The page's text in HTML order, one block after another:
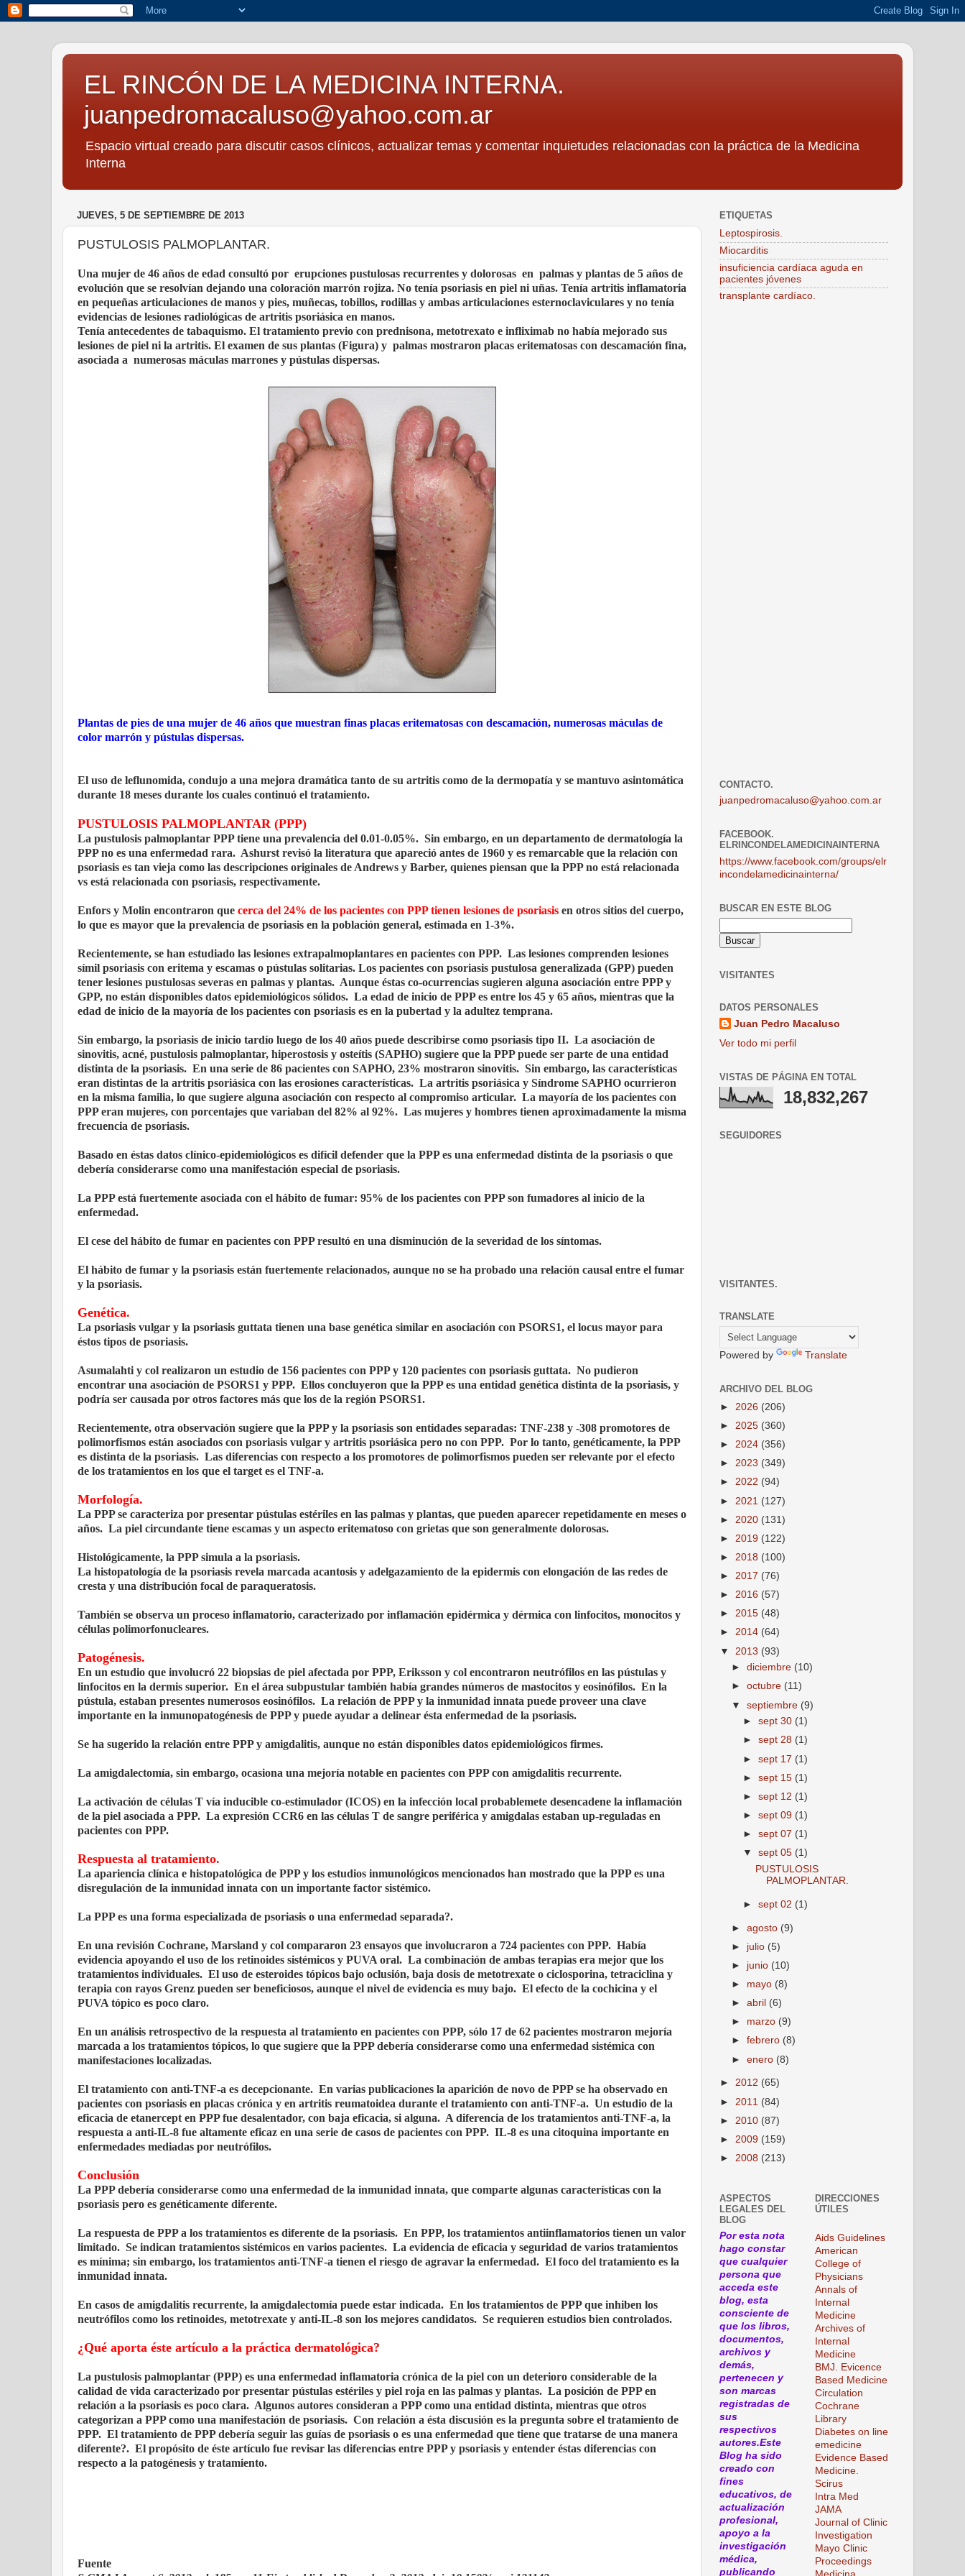
EL RINCÓN DE LA MEDICINA INTERNA.
juanpedromacaluso@yahoo.com.ar
Espacio virtual creado para discutir casos clínicos, actualizar temas y comentar inquietudes relacionadas con la práctica de la Medicina
Interna
JUEVES, 5 DE SEPTIEMBRE DE 2013
PUSTULOSIS PALMOPLANTAR.
Una mujer de 46 años de edad consultó por erupciones pustulosas recurrentes y dolorosas en palmas y plantas de 5 años de
evolución que se resolvían dejando una coloración marrón rojiza. No tenía psoriasis en piel ni uñas. Tenía artritis inflamatoria
en pequeñas articulaciones de manos y pies, muñecas, tobillos, rodillas y ambas articulaciones esternoclaviculares y no tenía
evidencias de lesiones radiológicas de artritis psoriásica en manos.
Tenía antecedentes de tabaquismo. El tratamiento previo con prednisona, metotrexato e infliximab no había mejorado sus
lesiones de piel ni la artritis. El examen de sus plantas (Figura) y palmas mostraron placas eritematosas con descamación fina,
asociada a numerosas máculas marrones y pústulas dispersas.
Plantas de pies de una mujer de 46 años que muestran finas placas eritematosas con descamación, numerosas máculas de
color marrón y pústulas dispersas.
El uso de leflunomida, condujo a una mejora dramática tanto de su artritis como de la dermopatía y se mantuvo asintomática
durante 18 meses durante los cuales continuó el tratamiento.
PUSTULOSIS PALMOPLANTAR (PPP)
La pustulosis palmoplantar PPP tiene una prevalencia del 0.01-0.05%. Sin embargo, en un departamento de dermatología la
PPP no es una enfermedad rara. Ashurst revisó la literatura que apareció antes de 1960 y es remarcable que la relación con
psoriasis es tan vieja como las descripciones originales de Andrews y Barber, quienes piensan que la PPP no está relacionada
vs está relacionada con psoriasis, respectivamente.
Enfors y Molin encontraron que cerca del 24% de los pacientes con PPP tienen lesiones de psoriasis en otros sitios del cuerpo,
lo que es mayor que la prevalencia de psoriasis en la población general, estimada en 1-3%.
Recientemente, se han estudiado las lesiones extrapalmoplantares en pacientes con PPP. Las lesiones comprenden lesiones
símil psoriasis con eritema y escamas o pústulas solitarias. Los pacientes con psoriasis pustulosa generalizada (GPP) pueden
tener lesiones pustulosas severas en palmas y plantas. Aunque éstas co-ocurrencias sugieren alguna asociación entre PPP y
GPP, no están disponibles datos epidemiológicos sólidos. La edad de inicio de PPP es entre los 45 y 65 años, mientras que la
edad de inicio de la mayoría de los pacientes con psoriasis es en la pubertad y la adultez temprana.
Sin embargo, la psoriasis de inicio tardío luego de los 40 años puede describirse como psoriasis tipo II. La asociación de
sinovitis, acné, pustulosis palmoplantar, hiperostosis y osteítis (SAPHO) sugiere que la PPP puede ser parte de una entidad
distinta de la psoriasis. En una serie de 86 pacientes con SAPHO, 23% mostraron sinovitis. Sin embargo, las características
eran distintas de la artritis psoriásica con las erosiones características. La artritis psoriásica y Síndrome SAPHO ocurrieron
en la misma familia, lo que sugiere alguna asociación con respecto al compromiso articular. La mayoría de los pacientes con
PPP eran mujeres, con porcentajes que variaban del 82% al 92%. Las mujeres y hombres tienen aproximadamente la misma
frecuencia de psoriasis.
Basado en éstas datos clínico-epidemiológicos es difícil defender que la PPP es una enfermedad distinta de la psoriasis o que
debería considerarse como una manifestación especial de psoriasis.
La PPP está fuertemente asociada con el hábito de fumar: 95% de los pacientes con PPP son fumadores al inicio de la
enfermedad.
El cese del hábito de fumar en pacientes con PPP resultó en una disminución de la severidad de los síntomas.
El hábito de fumar y la psoriasis están fuertemente relacionados, aunque no se ha probado una relación causal entre el fumar
y la psoriasis.
Genética.
La psoriasis vulgar y la psoriasis guttata tienen una base genética similar en asociación con PSORS1, el locus mayor para
éstos tipos de psoriasis.
Asumalahti y col realizaron un estudio de 156 pacientes con PPP y 120 pacientes con psoriasis guttata. No pudieron
encontrar una asociación de PSORS1 y PPP. Ellos concluyeron que la PPP es una entidad genética distinta de la psoriasis, y
podría ser causada por otros factores más que los de la región PSORS1.
Recientemente, otra observación sugiere que la PPP y la psoriasis son entidades separadas: TNF-238 y -308 promotores de
polimorfismos están asociados con psoriasis vulgar y artritis psoriásica pero no con PPP. Por lo tanto, genéticamente, la PPP
es distinta de la psoriasis. Las diferencias con respecto a los promotores de polimorfismos pueden ser relevante por el efecto
de los tratamientos en los que el target es el TNF-a.
Morfología.
La PPP se caracteriza por presentar pústulas estériles en las palmas y plantas, que pueden aparecer repetidamente en meses o
años. La piel circundante tiene escamas y un aspecto eritematoso con grietas que son generalmente dolorosas.
Histológicamente, la PPP simula a la psoriasis.
La histopatología de la psoriasis revela marcada acantosis y adelgazamiento de la epidermis con elongación de las redes de
cresta y una distribución focal de paraqueratosis.
También se observa un proceso inflamatorio, caracterizado por inflamación epidérmica y dérmica con linfocitos, monocitos y
células polimorfonucleares.
Patogénesis.
En un estudio que involucró 22 biopsias de piel afectada por PPP, Eriksson y col encontraron neutrófilos en las pústulas y
linfocitos en la dermis superior. En el área subpustular también había grandes números de mastocitos y eosinófilos. En la
pústula, estaban presentes numerosos eosinófilos. La relación de PPP y la inmunidad innata puede proveer una clave
importante en la inmunopatogénesis de PPP y puede ayudar a delinear ésta enfermedad de la psoriasis.
Se ha sugerido la relación entre PPP y amigdalitis, aunque no están disponibles datos epidemiológicos firmes.
La amigdalectomía, sin embargo, ocasiona una mejoría notable en pacientes con PPP con amigdalitis recurrente.
La activación de células T vía inducible co-estimulador (ICOS) en la infección local probablemete desencadene la inflamación
de la piel asociada a PPP. La expresión CCR6 en las células T de sangre periférica y amigdalas estaban up-reguladas en
pacientes con PPP.
Respuesta al tratamiento.
La apariencia clínica e histopatológica de PPP y los estudios inmunológicos mencionados han mostrado que la PPP es una
disregulación de la inmunidad innata con un importante factor sistémico.
La PPP es una forma especializada de psoriasis o una enfermedad separada?.
En una revisión Cochrane, Marsland y col compararon 23 ensayos que involucraron a 724 pacientes con PPP. Había
evidencia apoyando el uso de los retinoides sistémicos y PUVA oral. La combinación de ambas terapias era mejor que los
tratamientos individuales. El uso de esteroides tópicos bajo oclusión, baja dosis de metotrexate o ciclosporina, tetraciclina y
terapia con rayos Grenz pueden ser beneficiosos, aunque el nivel de evidencia es muy bajo. El efecto de la cochicina y el
PUVA tópico es poco claro.
En un análisis retrospectivo de la respuesta al tratamiento en pacientes con PPP, sólo 17 de 62 pacientes mostraron mejoría
marcada a los tratamientos tópicos, lo que sugiere que la PPP debería considerarse como una enfermedad sistémica con
manifestaciones localizadas.
El tratamiento con anti-TNF-a es decepcionante. En varias publicaciones la aparición de novo de PPP se ha observado en
pacientes con psoriasis en placas crónica y en artritis reumatoidea durante el tratamiento con anti-TNF-a. Un estudio de la
eficacia de etanercept en PPP fue desalentador, con baja eficacia, si alguna. A diferencia de los tratamientos anti-TNF-a, la
respuesta a anti-IL-8 fue altamente eficaz en una serie de casos de pacientes con PPP. IL-8 es una citoquina importante en
enfermedades mediadas por neutrófilos.
Conclusión
La PPP debería considerarse como una enfermedad de la inmunidad innata, que comparte algunas características con la
psoriasis pero es genéticamente diferente.
La respuesta de PPP a los tratamientos es diferente de la psoriasis. En PPP, los tratamientos antiinflamatorios tienen un valor
limitado. Se indican tratamientos sistémicos en varios pacientes. La evidencia de eficacia y seguridad de varios tratamientos
es mínima; sin embargo, los tratamientos anti-TNF-a tienen el riesgo de agravar la enfermedad. El foco del tratamiento es la
inmunidad innata.
En casos de amigdalitis recurrente, la amigdalectomía puede estar indicada. En los tratamientos de PPP que inhiben los
neutrófilos como los retinoides, metotrexate y anti-IL-8 son los mejores candidatos. Se requieren estudios bien controlados.
¿Qué aporta éste artículo a la práctica dermatológica?
La pustulosis palmoplantar (PPP) es una enfermedad inflamatoria crónica de la piel con un deterioro considerable de la
calidad de vida caracterizado por presentar pústulas estériles y piel roja en las palmas y plantas. La posición de PPP en
relación a la psoriasis es poco clara. Algunos autores consideran a PPP como una entidad distinta, mientras que otros
categorizan a PPP como una manifestación de psoriasis. Con relación a ésta discusión es la pregunta sobre el tratamiento de
PPP. El tratamiento de PPP debería seguir las guías de psoriasis o es una enfermedad que tiene que tratarse de una manera
diferente?. El propósito de éste artículo fue revisar las diferencias entre PPP y psoriasis y entender éstas diferencias con
respecto a la patogénesis y tratamiento.
Fuente
ETIQUETAS
Leptospirosis.
Miocarditis
insuficiencia cardíaca aguda en
pacientes jóvenes
transplante cardíaco.
CONTACTO.
juanpedromacaluso@yahoo.com.ar
FACEBOOK.
ELRINCONDELAMEDICINAINTERNA
https://www.facebook.com/groups/elr
incondelamedicinainterna/
BUSCAR EN ESTE BLOG
VISITANTES
DATOS PERSONALES
Juan Pedro Macaluso
Ver todo mi perfil
VISTAS DE PÁGINA EN TOTAL
18,832,267
SEGUIDORES
VISITANTES.
TRANSLATE
Powered by Translate
ARCHIVO DEL BLOG
► 2026 (206)
► 2025 (360)
► 2024 (356)
► 2023 (349)
► 2022 (94)
► 2021 (127)
► 2020 (131)
► 2019 (122)
► 2018 (100)
► 2017 (76)
► 2016 (57)
► 2015 (48)
► 2014 (64)
▼ 2013 (93)
►diciembre (10)
►octubre (11)
▼septiembre (9)
►sept 30 (1)
►sept 28 (1)
►sept 17 (1)
►sept 15 (1)
►sept 12 (1)
►sept 09 (1)
►sept 07 (1)
▼sept 05 (1)
PUSTULOSIS
PALMOPLANTAR.
►sept 02 (1)
►agosto (9)
► julio (5)
► junio (10)
► mayo (8)
►abril (6)
► marzo (9)
►febrero (8)
►enero (8)
► 2012 (65)
► 2011 (84)
► 2010 (87)
► 2009 (159)
► 2008 (213)
ASPECTOS
LEGALES DEL
BLOG
Por esta nota
hago constar
que cualquier
persona que
acceda este
blog, esta
consciente de
que los libros,
documentos,
archivos y
demás,
pertenecen y
son marcas
registradas de
sus
respectivos
autores.Este
Blog ha sido
creado con
fines
educativos, de
actualización
profesional,
apoyo a la
investigación
médica,
publicando
DIRECCIONES
ÚTILES
Aids Guidelines
American
College of
Physicians
Annals of
Internal
Medicine
Archives of
Internal
Medicine
BMJ. Evicence
Based Medicine
Circulation
Cochrane
Library
Diabetes on line
emedicine
Evidence Based
Medicine.
Scirus
Intra Med
JAMA
Journal of Clinic
Investigation
Mayo Clinic
Proceedings